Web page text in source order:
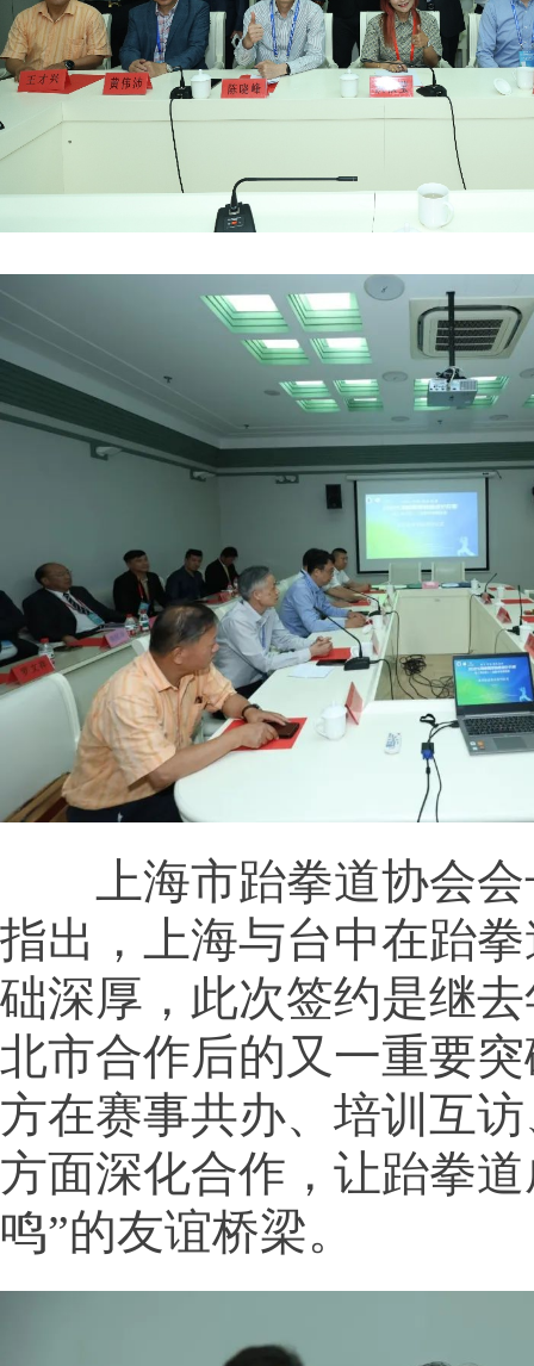
上海市跆拳道协会会
指出，上海与台中在跆
础深厚，此次签约是继
北市合作后的又一重要
方在赛事共办、培训互
方面深化合作，让跆拳
鸣”的友谊桥梁。